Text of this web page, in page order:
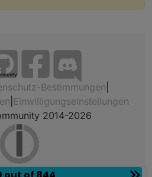
Bestimmungen
Einwilligungseinstellungen
2014-2026